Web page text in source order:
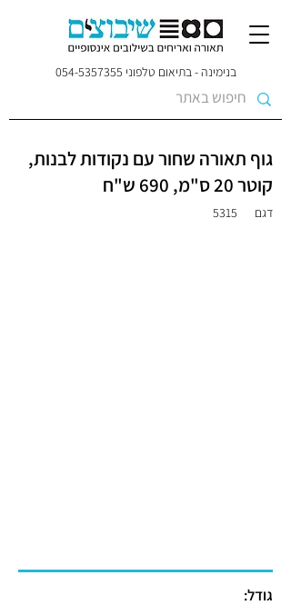
בנימינה - בתיאום טלפוני 054-5357355
גוף תאורה שחור עם נקודות לבנות,
קוטר 20 ס"מ, 690 ש"ח
דגם 5315
גודל: